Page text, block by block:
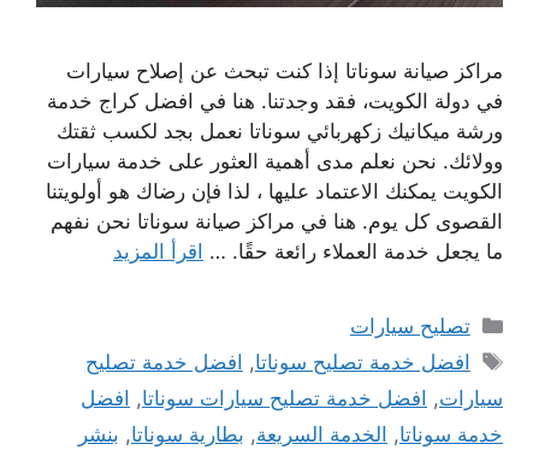
مراكز صيانة سوناتا إذا كنت تبحث عن إصلاح سيارات
في دولة الكويت، فقد وجدتنا. هنا في افضل كراج خدمة
ورشة ميكانيك زكهربائي سوناتا نعمل بجد لكسب ثقتك
وولائك. نحن نعلم مدى أهمية العثور على خدمة سيارات
الكويت يمكنك الاعتماد عليها ، لذا فإن رضاك ​​هو أولويتنا
القصوى كل يوم. هنا في مراكز صيانة سوناتا نحن نفهم
ما يجعل خدمة العملاء رائعة حقًا. … اقرأ المزيد
التصنيفات
تصليح سيارات
الوسوم
افضل خدمة تصليح سوناتا, افضل خدمة تصليح
سيارات, افضل خدمة تصليح سيارات سوناتا, افضل
خدمة سوناتا, الخدمة السريعة, بطارية سوناتا, بنشر